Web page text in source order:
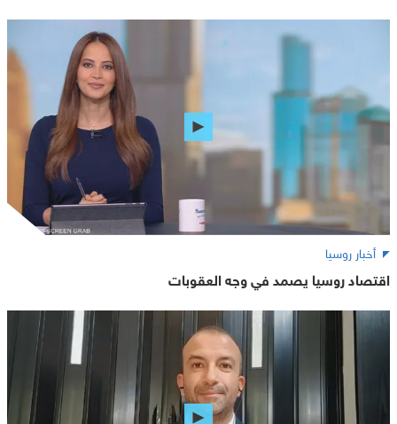
أخبار روسيا
اقتصاد روسيا يصمد في وجه العقوبات